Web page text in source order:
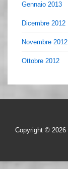
Gennaio 2013
Dicembre 2012
Novembre 2012
Ottobre 2012
Copyright © 2026